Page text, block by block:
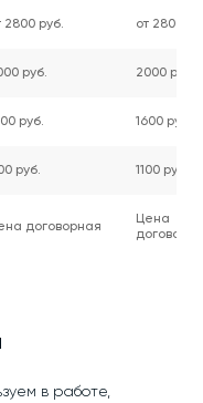
2800 руб. от 2800
руб. 2000 руб.
руб. 1600 руб.
руб. 1100 руб.
договорная
Цена
в работе,